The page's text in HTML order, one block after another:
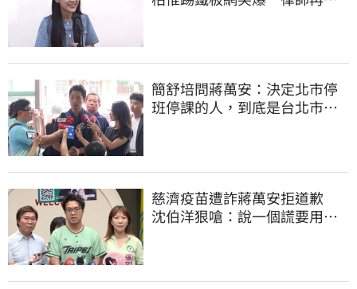
簡舒培問蔣萬安：決定北市停
班停課的人，到底是台北市
慈濟疫苗遭詐蔣萬安拒道歉
沈伯洋狠嗆：說一個謊要用千